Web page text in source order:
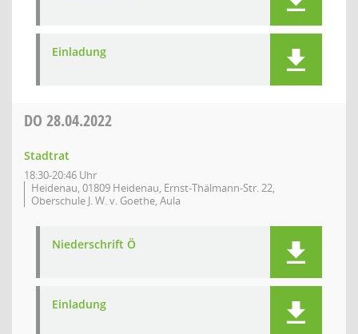
Einladung
DO 28.04.2022
Stadtrat
18:30-20:46 Uhr
Heidenau, 01809 Heidenau, Ernst-Thälmann-Str. 22,
Oberschule J. W. v. Goethe, Aula
Niederschrift Ö
Einladung